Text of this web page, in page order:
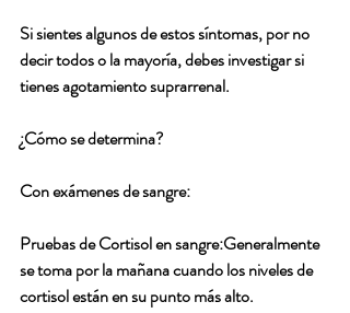
Si sientes algunos de estos síntomas, por no
decir todos o la mayoría, debes investigar si
tienes agotamiento suprarrenal.
¿Cómo se determina?
Con exámenes de sangre:
Pruebas de Cortisol en sangre:Generalmente
se toma por la mañana cuando los niveles de
cortisol están en su punto más alto.